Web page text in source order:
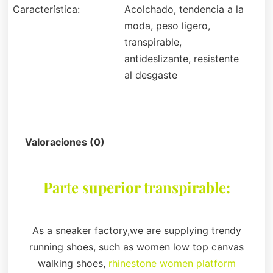
Característica:
Acolchado, tendencia a la
moda, peso ligero,
transpirable,
antideslizante, resistente
al desgaste
Valoraciones (0)
Parte superior transpirable:
As a sneaker factory,we are supplying trendy
running shoes, such as women low top canvas
walking shoes, rhinestone women platform